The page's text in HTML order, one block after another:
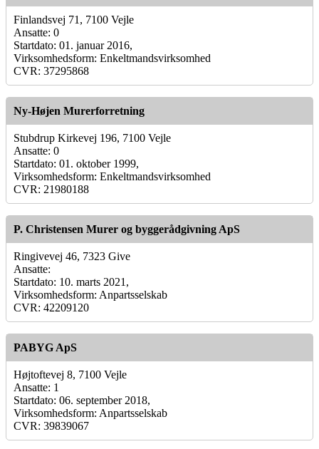
Finlandsvej 71, 7100 Vejle
Ansatte: 0
Startdato: 01. januar 2016,
Virksomhedsform: Enkeltmandsvirksomhed
CVR: 37295868
Ny-Højen Murerforretning
Stubdrup Kirkevej 196, 7100 Vejle
Ansatte: 0
Startdato: 01. oktober 1999,
Virksomhedsform: Enkeltmandsvirksomhed
CVR: 21980188
P. Christensen Murer og byggerådgivning ApS
Ringivevej 46, 7323 Give
Ansatte:
Startdato: 10. marts 2021,
Virksomhedsform: Anpartsselskab
CVR: 42209120
PABYG ApS
Højtoftevej 8, 7100 Vejle
Ansatte: 1
Startdato: 06. september 2018,
Virksomhedsform: Anpartsselskab
CVR: 39839067